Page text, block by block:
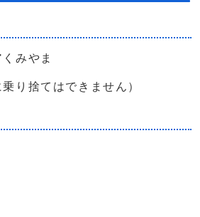
みやま
り捨てはできません）